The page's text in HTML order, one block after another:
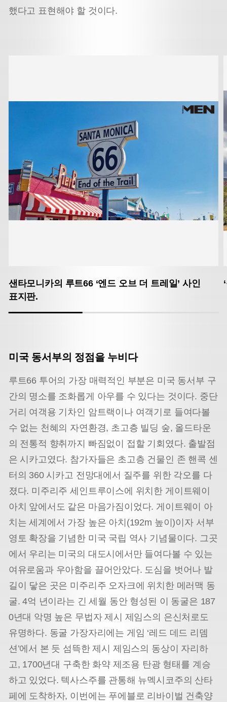
했다고 표현해야 할 것이다.
샌타모니카의 루트66 ‘엔드 오브 더 트레일’ 사인
표지판.
미국 동서부의 정점을 누비다
루트66 투어의 가장 매력적인 부분은 미국 동서부 구
간의 명소를 조화롭게 아우를 수 있다는 것이다. 중단
거리 여객용 기차인 암트랙이나 여객기로 들여다볼
수 없는 천혜의 자연환경, 초고층 빌딩 숲, 올드타운
의 전통적 향취까지 빠짐없이 접할 기회였다. 출발점
은 시카고였다. 참가자들은 초고층 건물인 존 핸콕 센
터의 360 시카고 전망대에서 질주를 위한 각오를 다
졌다. 미주리주 세인트루이스에 위치한 게이트웨이
아치 앞에서도 같은 마음가짐이었다. 게이트웨이 아
치는 세계에서 가장 높은 아치(192m 높이)이자 서부
영토 확장을 기념한 미국 국립 역사 기념물이다. 그곳
에서 우리는 미국의 대도시에서만 들여다볼 수 있는
여유로움과 우아함을 끌어안았다. 도심을 벗어나 발
길이 닿은 곳은 미주리주 오자크에 위치한 메러맥 동
굴. 4억 년이라는 긴 세월 동안 형성된 이 동굴은 187
0년대 악명 높은 무법자 제시 제임스의 은신처로도
유명하다. 동굴 가장자리에는 게임 ‘레드 데드 리뎀
션’에서 본 듯 섬뜩한 제시 제임스의 동상이 자리하
고, 1700년대 구축한 화약 제조용 탄광 형태를 계승
하고 있었다. 텍사스주를 관통해 뉴멕시코주의 산타
페에 도착하자, 이번에는 푸에블로 리바이벌 건축양